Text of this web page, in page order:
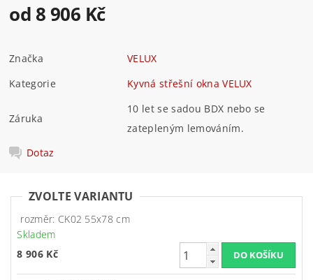
od 8 906 Kč
Značka
VELUX
Kategorie
Kyvná střešní okna VELUX
Záruka
10 let se sadou BDX nebo se
zatepleným lemováním.
Dotaz
ZVOLTE VARIANTU
rozměr: CK02 55x78 cm
Skladem
8 906 Kč